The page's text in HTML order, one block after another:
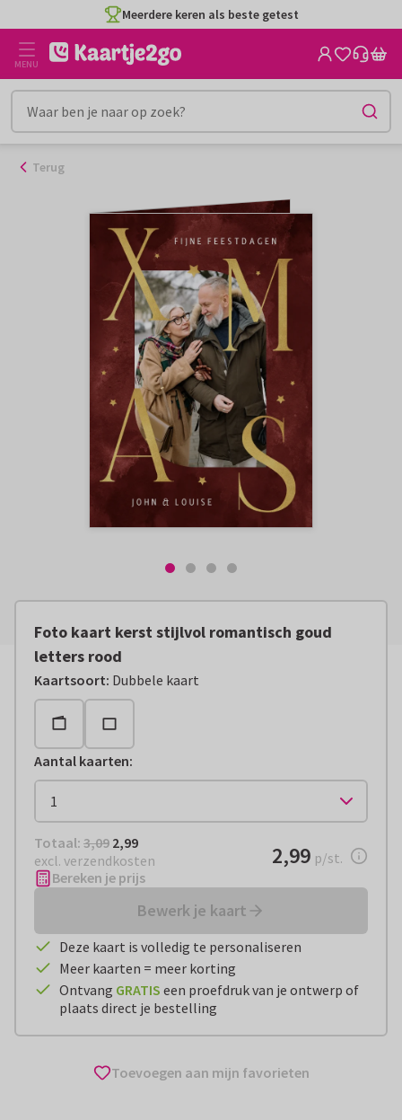
naar
inhoud
Meerdere keren als beste getest
MENU
Terug
Foto kaart kerst stijlvol romantisch goud
letters rood
Kaartsoort: Dubbele kaart
Aantal kaarten:
Totaal: € 2,99
Totaal: 3,09 2,99
excl. verzendkosten
€ 2,99per stuk
2,99 p/st.
Bereken je prijs
Bewerk je kaart
Deze kaart is volledig te personaliseren
Meer kaarten = meer korting
Ontvang GRATIS een proefdruk van je ontwerp of
plaats direct je bestelling
Toevoegen aan mijn favorieten